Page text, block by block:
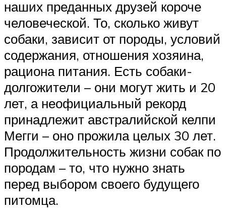
наших преданных друзей короче
человеческой. То, сколько живут
собаки, зависит от породы, условий
содержания, отношения хозяина,
рациона питания. Есть собаки-
долгожители – они могут жить и 20
лет, а неофициальный рекорд
принадлежит австралийской келпи
Мегги – оно прожила целых 30 лет.
Продолжительность жизни собак по
породам – то, что нужно знать
перед выбором своего будущего
питомца.